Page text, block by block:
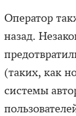
Оператор
назад.
(таких, как
системы